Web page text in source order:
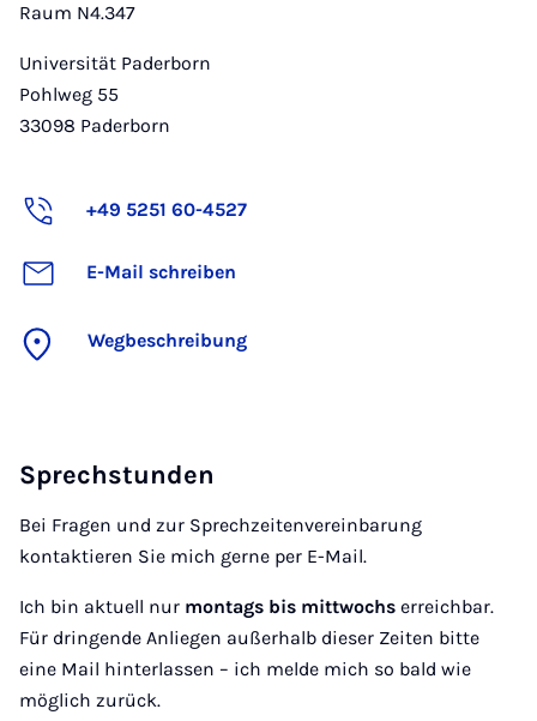
Raum N4.347
Universität Paderborn
Pohlweg 55
33098 Paderborn
+49 5251 60-4527
E-Mail schreiben
Wegbeschreibung
Sprechstunden
Bei Fragen und zur Sprechzeitenvereinbarung
kontaktieren Sie mich gerne per E-Mail.
Ich bin aktuell nur montags bis mittwochs erreichbar.
Für dringende Anliegen außerhalb dieser Zeiten bitte
eine Mail hinterlassen – ich melde mich so bald wie
möglich zurück.